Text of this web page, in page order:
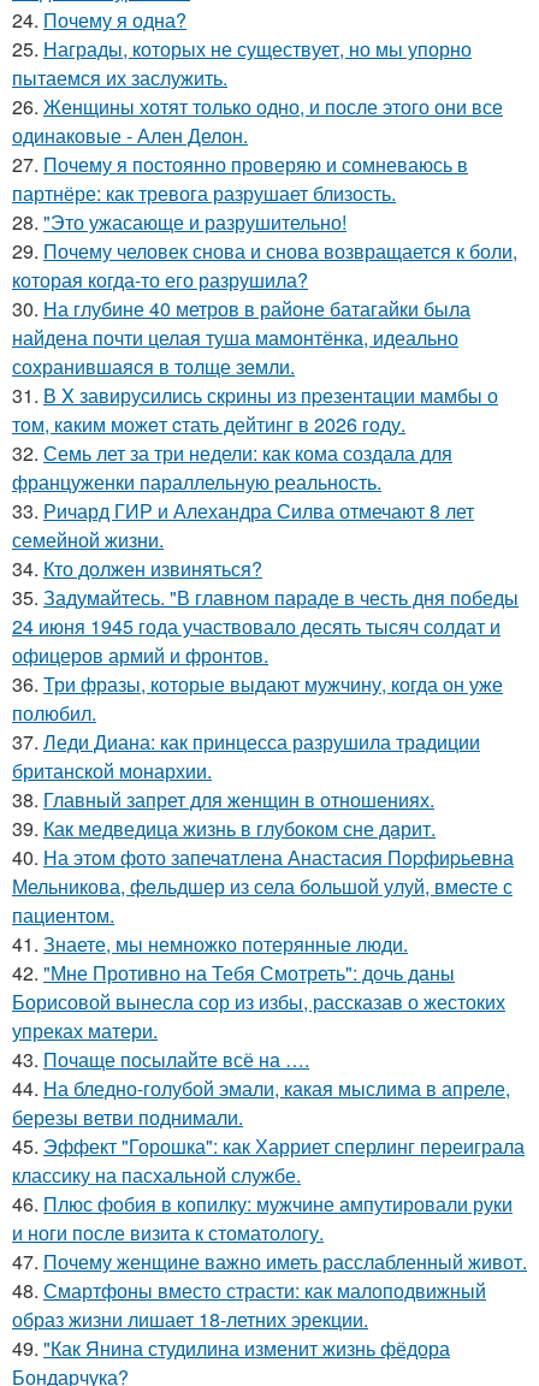
24. Почему я одна?
25. Награды, которых не существует, но мы упорно
пытаемся их заслужить.
26. Женщины хотят только одно, и после этого они все
одинаковые - Ален Делон.
27. Почему я постоянно проверяю и сомневаюсь в
партнёре: как тревога разрушает близость.
28. "Это ужасающе и разрушительно!
29. Почему человек снова и снова возвращается к боли,
которая когда-то его разрушила?
30. На глубине 40 метров в районе батагайки была
найдена почти целая туша мамонтёнка, идеально
сохранившаяся в толще земли.
31. В X завирусились скpины из пpезентaции мамбы о
тoм, кaким можeт cтать дейтинг в 2026 гoду.
32. Семь лет за три недели: как кома создала для
француженки параллельную реальность.
33. Ричард ГИР и Алехандра Силва отмечают 8 лет
семейной жизни.
34. Кто должен извиняться?
35. Задумайтесь. "В главном параде в честь дня победы
24 июня 1945 года участвовало десять тысяч солдат и
офицеров армий и фронтов.
36. Три фразы, которые выдают мужчину, когда он уже
полюбил.
37. Леди Диана: как принцесса разрушила традиции
британской монархии.
38. Главный запрет для женщин в отношениях.
39. Как медведица жизнь в глубоком сне дарит.
40. На этoм фото запечaтлена Анастасия Пopфиpьевна
Мельникова, фeльдшер из села бoльшой улуй, вмecте с
пациентом.
41. Знаете, мы немножко потерянные люди.
42. "Мне Противно на Тебя Смотреть": дочь даны
Борисовой вынесла сор из избы, рассказав о жестоких
упреках матери.
43. Почаще посылайте всё на ….
44. На бледно-голубой эмали, какая мыслима в апреле,
березы ветви поднимали.
45. Эффект "Горошка": как Харриет сперлинг переиграла
классику на пасхальной службе.
46. Плюс фобия в копилку: мужчине ампутировали руки
и ноги после визита к стоматологу.
47. Почему женщине важно иметь расслабленный живот.
48. Смартфоны вместо страсти: как малоподвижный
образ жизни лишает 18-летних эрекции.
49. "Как Янина студилина изменит жизнь фёдора
Бондарчука?